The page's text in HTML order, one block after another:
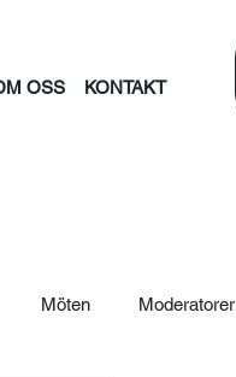
OSS KONTAKT
Möten Moderatorer